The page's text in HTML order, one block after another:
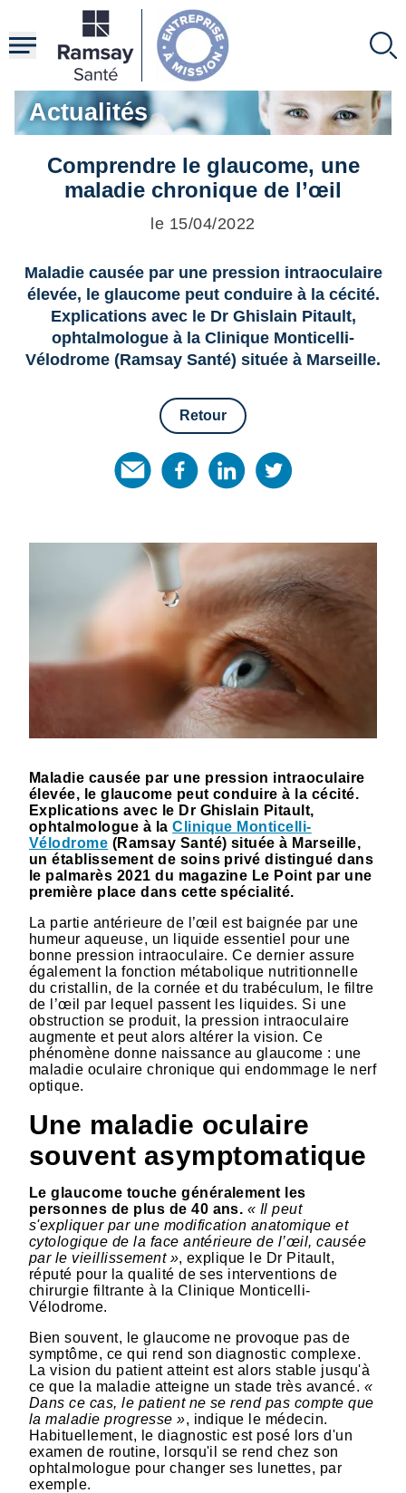
contenu
principal
Actualités
Comprendre le glaucome, une
maladie chronique de l’œil
le 15/04/2022
Maladie causée par une pression intraoculaire
élevée, le glaucome peut conduire à la cécité.
Explications avec le Dr Ghislain Pitault,
ophtalmologue à la Clinique Monticelli-
Vélodrome (Ramsay Santé) située à Marseille.
Retour
Maladie causée par une pression intraoculaire
élevée, le glaucome peut conduire à la cécité.
Explications avec le Dr Ghislain Pitault,
ophtalmologue à laClinique Monticelli-
Vélodrome (Ramsay Santé) située à Marseille,
un établissement de soins privé distingué dans
le palmarès 2021 du magazine Le Point par une
première place dans cette spécialité.
La partie antérieure de l’œil est baignée par une
humeur aqueuse, un liquide essentiel pour une
bonne pression intraoculaire. Ce dernier assure
également la fonction métabolique nutritionnelle
du cristallin, de la cornée et du trabéculum, le filtre
de l’œil par lequel passent les liquides. Si une
obstruction se produit, la pression intraoculaire
augmente et peut alors altérer la vision. Ce
phénomène donne naissance au glaucome : une
maladie oculaire chronique qui endommage le nerf
optique.
Une maladie oculaire
souvent asymptomatique
Le glaucome touche généralement les
personnes de plus de 40 ans. « Il peut
s'expliquer par une modification anatomique et
cytologique de la face antérieure de l’œil, causée
par le vieillissement », explique le Dr Pitault,
réputé pour la qualité de ses interventions de
chirurgie filtrante à la Clinique Monticelli-
Vélodrome.
Bien souvent, le glaucome ne provoque pas de
symptôme, ce qui rend son diagnostic complexe.
La vision du patient atteint est alors stable jusqu'à
ce que la maladie atteigne un stade très avancé. «
Dans ce cas, le patient ne se rend pas compte que
la maladie progresse », indique le médecin.
Habituellement, le diagnostic est posé lors d'un
examen de routine, lorsqu'il se rend chez son
ophtalmologue pour changer ses lunettes, par
exemple.